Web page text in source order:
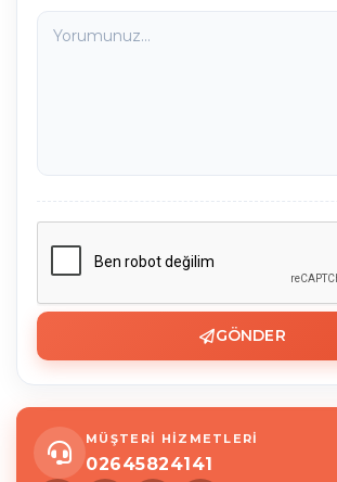
GÖNDER
MÜŞTERİ HİZMETLERİ
02645824141